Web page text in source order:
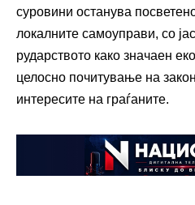
суровини останува
локалните самоуправи, со
рударството како значаен
целосно почитување на
интересите на граѓаните.